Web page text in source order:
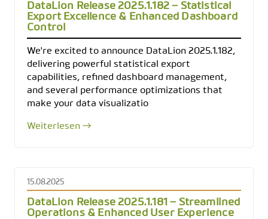
DataLion Release 2025.1.182 – Statistical
Export Excellence & Enhanced Dashboard
Control
We're excited to announce DataLion 2025.1.182,
delivering powerful statistical export
capabilities, refined dashboard management,
and several performance optimizations that
make your data visualizatio
Weiterlesen →
15.08.2025
DataLion Release 2025.1.181 – Streamlined
Operations & Enhanced User Experience